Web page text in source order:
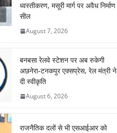
ध्वस्तीकरण, मसूरी मार्ग पर अवैध निर्माण
सील
August 7, 2026
बनबसा रेलवे स्टेशन पर अब रुकेगी
अछनेरा-टनकपुर एक्सप्रेस, रेल मंत्री ने
दी स्वीकृति
August 6, 2026
राजनैतिक दलों से भी एसआईआर को